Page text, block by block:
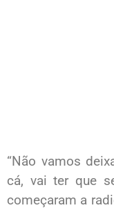
“Não vamos
cá, vai ter que
começaram a